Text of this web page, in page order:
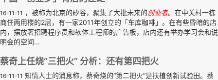
16-11-11 ，被称为北京的矽谷，聚集了大批未来的创业者。在中关村一栋
商住两用楼的2层，有一家2011年创立的「车库咖啡」。在有些昏暗的店
内，摆放著招聘程序员和软体工程师的广告板，店内还有举办学习会和说
明会的空间...
蔡奇上任烧“三把火” 分析：还有第四把火
16-11-11 知情人士的消息称，蔡奇烧的“第二把火”是扶植创新试验田。蔡